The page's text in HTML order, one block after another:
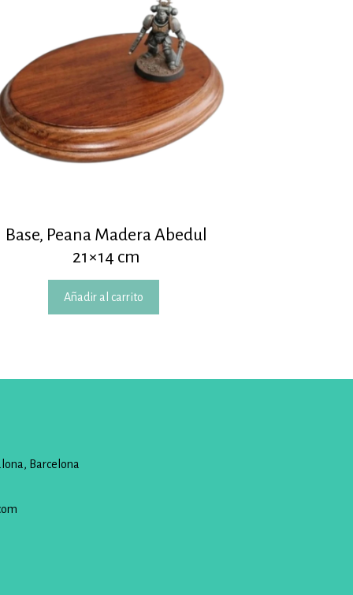
Base, Peana Madera Abedul
21×14 cm
Añadir al carrito
Barcelona